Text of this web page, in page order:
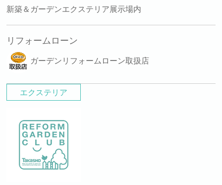
エクステリア
新築＆ガーデンエクステリア展示場内
リフォームローン
ガーデンリフォームローン取扱店